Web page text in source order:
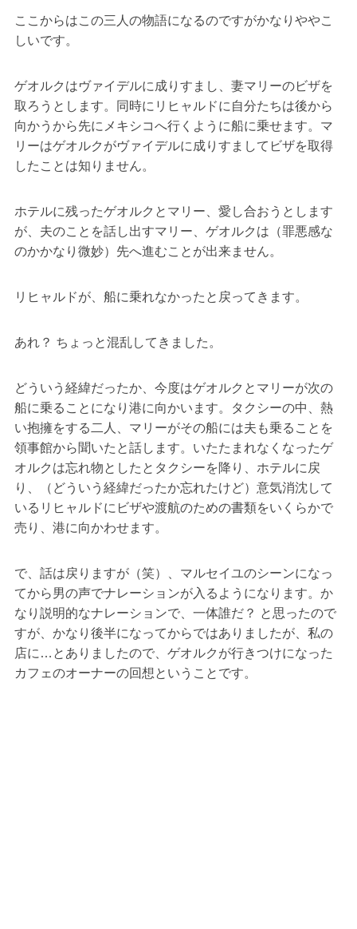
ここからはこの三人の物語になるのですがかなりややこ
しいです。
ゲオルクはヴァイデルに成りすまし、妻マリーのビザを
取ろうとします。同時にリヒャルドに自分たちは後から
向かうから先にメキシコへ行くように船に乗せます。マ
リーはゲオルクがヴァイデルに成りすましてビザを取得
したことは知りません。
ホテルに残ったゲオルクとマリー、愛し合おうとします
が、夫のことを話し出すマリー、ゲオルクは（罪悪感な
のかかなり微妙）先へ進むことが出来ません。
リヒャルドが、船に乗れなかったと戻ってきます。
あれ？ ちょっと混乱してきました。
どういう経緯だったか、今度はゲオルクとマリーが次の
船に乗ることになり港に向かいます。タクシーの中、熱
い抱擁をする二人、マリーがその船には夫も乗ることを
領事館から聞いたと話します。いたたまれなくなったゲ
オルクは忘れ物としたとタクシーを降り、ホテルに戻
り、（どういう経緯だったか忘れたけど）意気消沈して
いるリヒャルドにビザや渡航のための書類をいくらかで
売り、港に向かわせます。
で、話は戻りますが（笑）、マルセイユのシーンになっ
てから男の声でナレーションが入るようになります。か
なり説明的なナレーションで、一体誰だ？ と思ったので
すが、かなり後半になってからではありましたが、私の
店に…とありましたので、ゲオルクが行きつけになった
カフェのオーナーの回想ということです。